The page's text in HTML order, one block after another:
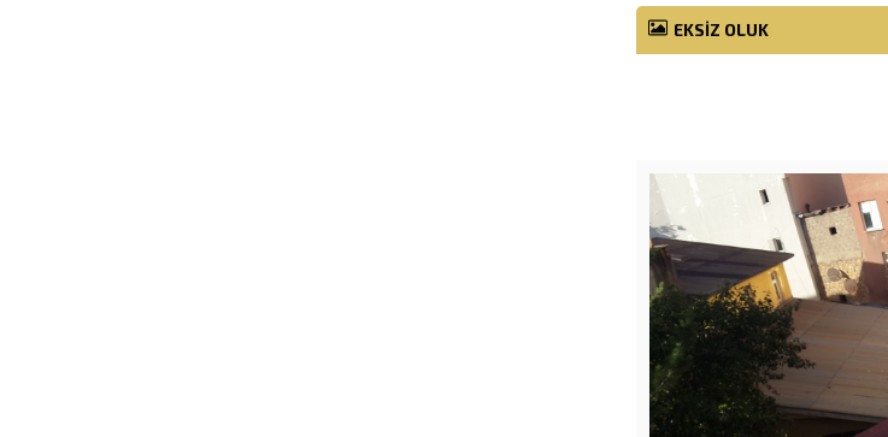
EKSIZ OLUK